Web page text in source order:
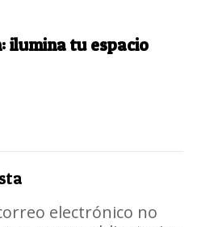
ilumina tu espacio
electrónico no